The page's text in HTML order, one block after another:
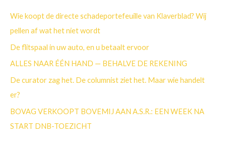
n
a
a
r
Wie koopt de directe schadeportefeuille van Klaverblad? Wij
pellen af wat het niet wordt
De flitspaal in uw auto, en u betaalt ervoor
ALLES NAAR ÉÉN HAND — BEHALVE DE REKENING
De curator zag het. De columnist ziet het. Maar wie handelt
er?
BOVAG VERKOOPT BOVEMIJ AAN A.S.R.: EEN WEEK NA
START DNB-TOEZICHT